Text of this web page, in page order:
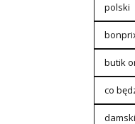
polski
butik
co